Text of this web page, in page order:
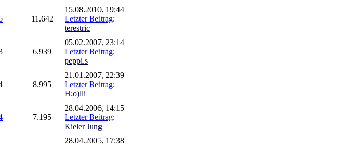
11.642
15.08.2010, 19:44
Letzter Beitrag:
terestric
6.939
05.02.2007, 23:14
Letzter Beitrag:
peppi.s
8.995
21.01.2007, 22:39
Letzter Beitrag:
H;o)lli
7.195
28.04.2006, 14:15
Letzter Beitrag:
Kieler Jung
28.04.2005, 17:38